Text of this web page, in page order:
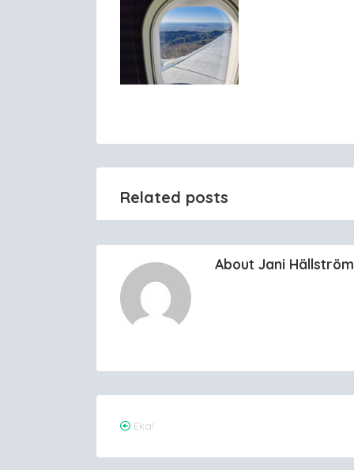
Related posts
About Jani Hällström
Post
navigation
Eka!